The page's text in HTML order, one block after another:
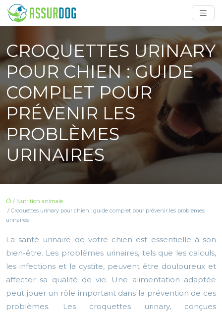
CROQUETTES URINARY
POUR CHIEN : GUIDE
COMPLET POUR
PRÉVENIR LES
PROBLÈMES
URINAIRES
/ Nutrition animale
/ Croquettes urinary pour chien : guide complet pour prévenir les problèmes
urinaires
La santé urinaire de votre chien est essentielle à son
bien-être. Les problèmes urinaires, tels que les calculs,
les infections et la cystite, peuvent être douloureux et
affecter sa qualité de vie. Une alimentation adaptée
peut jouer un rôle important dans la prévention de ces
problèmes. Les croquettes urinary, conçues